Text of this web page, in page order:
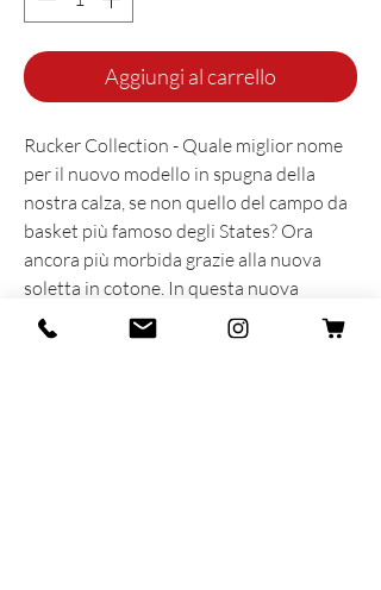
Aggiungi al carrello
Rucker Collection - Quale miglior nome
per il nuovo modello in spugna della
nostra calza, se non quello del campo da
basket più famoso degli States? Ora
ancora più morbida grazie alla nuova
soletta in cotone. In questa nuova
Rucker, inoltre, rispetto ai primi modelli,
abbiamo utilizzato la costina 5.1 più